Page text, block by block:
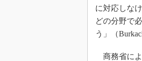
に対応しな
どの分野で
う」（
商務省によ